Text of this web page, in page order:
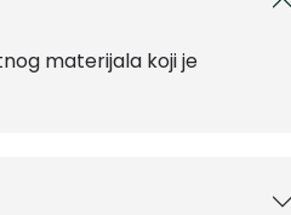
materijala koji je